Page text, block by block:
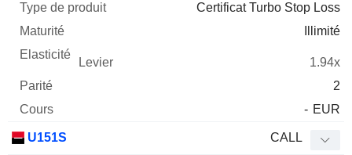
Certificat Turbo Stop Loss
Illimité
1.94x
2
- EUR
U151S CALL